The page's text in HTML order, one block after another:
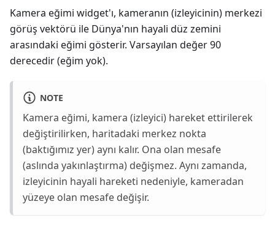
Kamera eğimi widget'ı, kameranın (izleyicinin) merkezi
görüş vektörü ile Dünya'nın hayali düz zemini
arasındaki eğimi gösterir. Varsayılan değer 90
derecedir (eğim yok).
NOTE
Kamera eğimi, kamera (izleyici) hareket ettirilerek
değiştirilirken, haritadaki merkez nokta
(baktığımız yer) aynı kalır. Ona olan mesafe
(aslında yakınlaştırma) değişmez. Aynı zamanda,
izleyicinin hayali hareketi nedeniyle, kameradan
yüzeye olan mesafe değişir.